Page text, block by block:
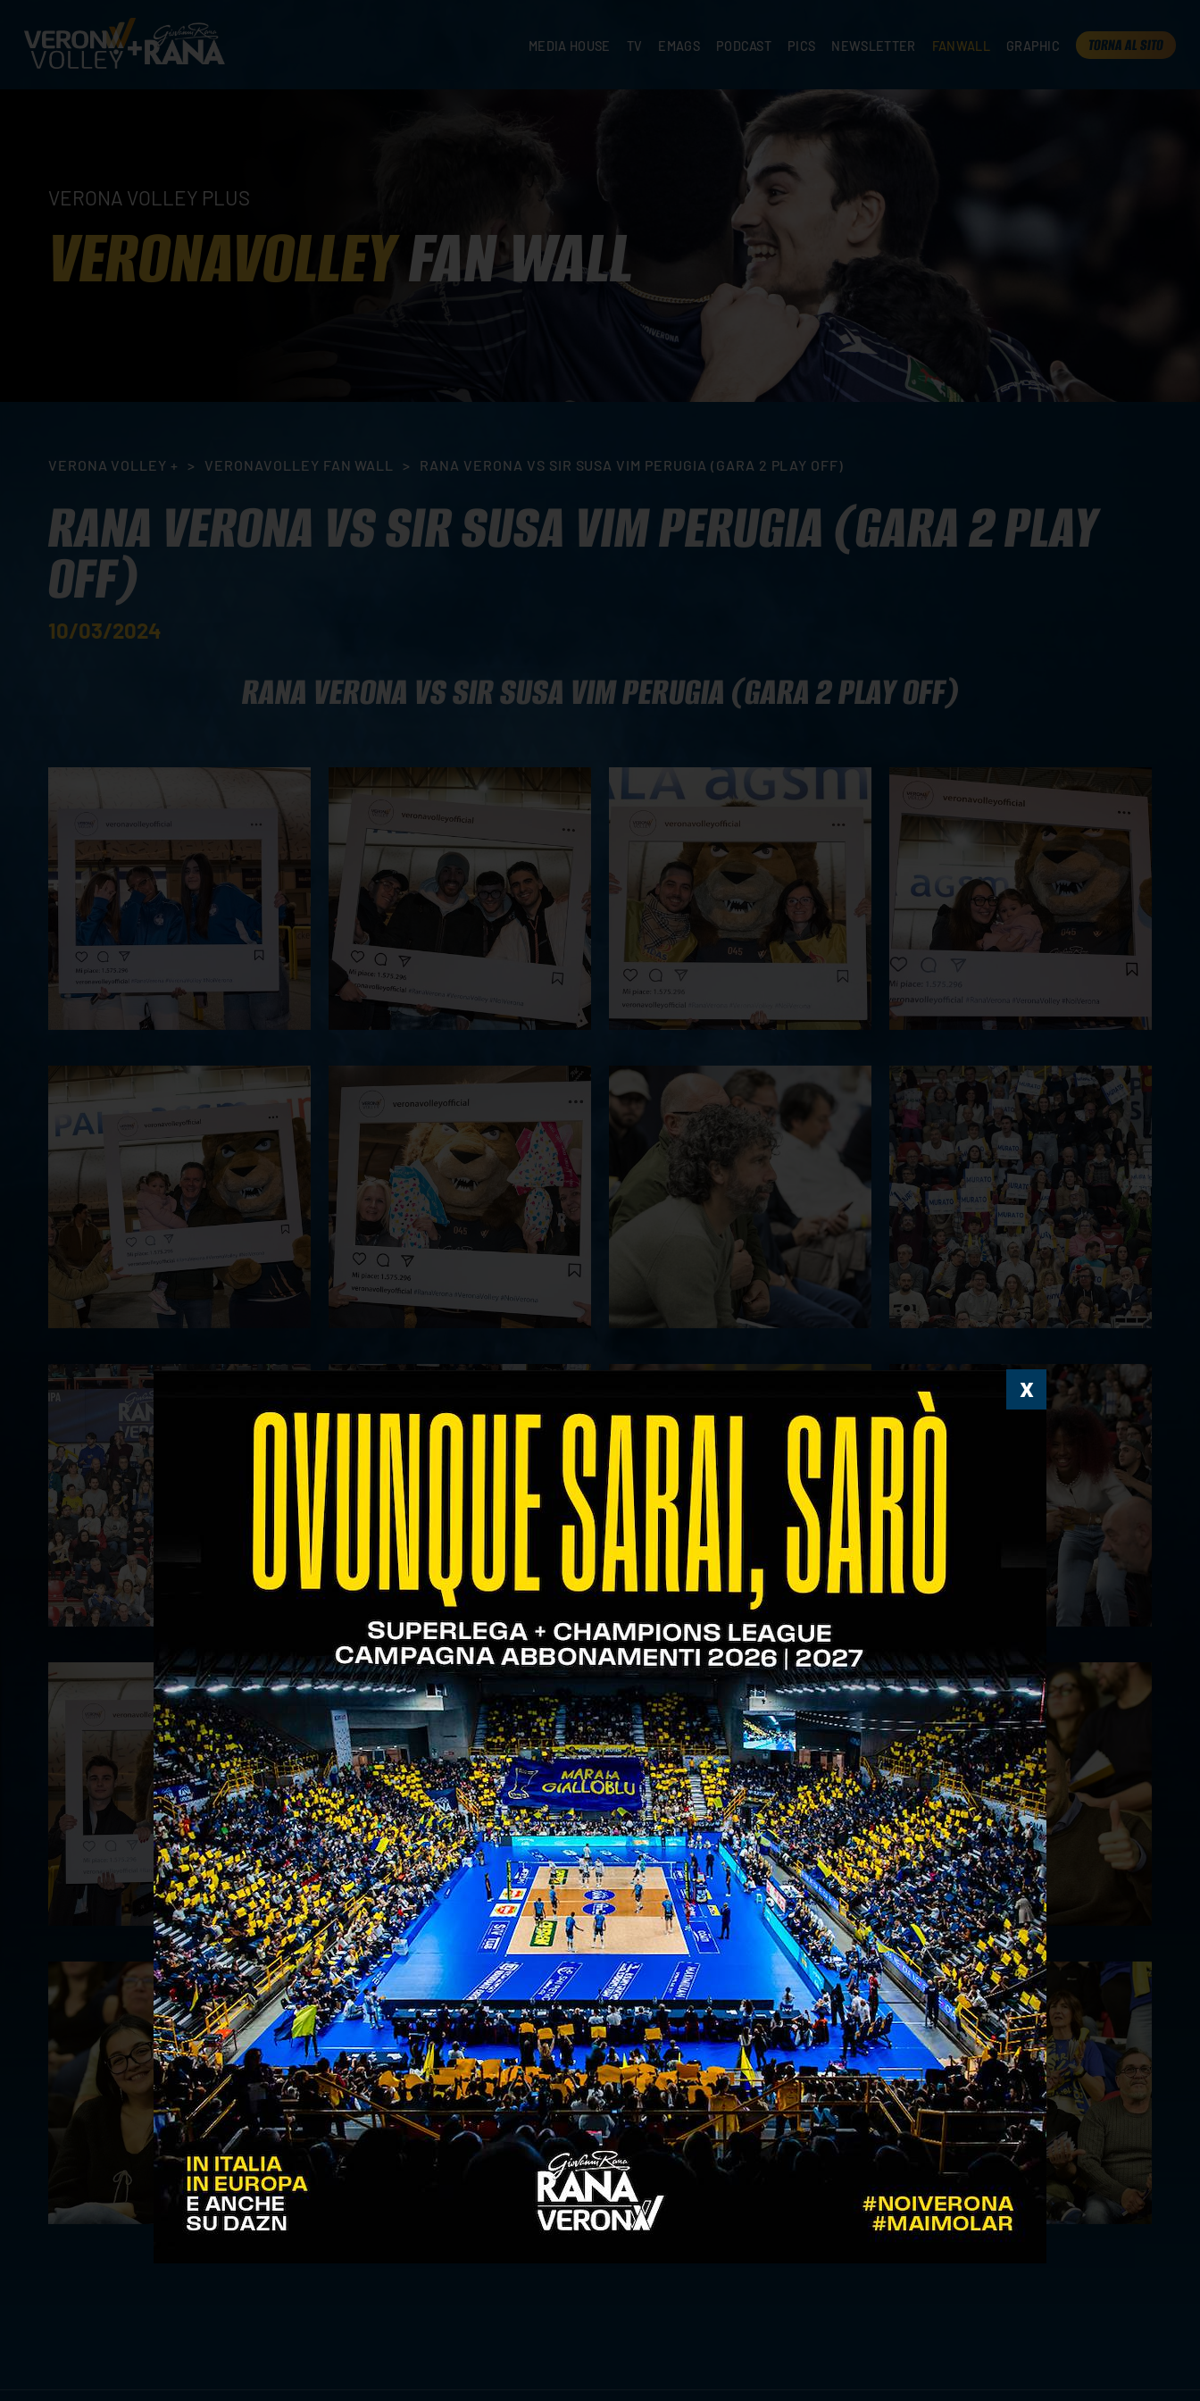
MEDIA HOUSE TV EMAGS PODCAST PICS NEWSLETTER FANWALL GRAPHIC TORNA AL SITO
VERONA VOLLEY PLUS
VERONAVOLLEYFAN WALL
VERONA VOLLEY + > VERONAVOLLEY FAN WALL > RANA VERONA VS SIR SUSA VIM PERUGIA (GARA 2 PLAY OFF)
RANA VERONA VS SIR SUSA VIM PERUGIA (GARA 2 PLAY
OFF)
10/03/2024
RANA VERONA VS SIR SUSA VIM PERUGIA (GARA 2 PLAY OFF)